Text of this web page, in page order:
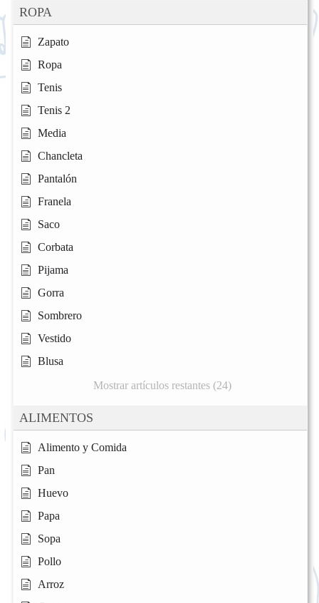
ROPA
Zapato
Ropa
Tenis
Tenis 2
Media
Chancleta
Pantalón
Franela
Saco
Corbata
Pijama
Gorra
Sombrero
Vestido
Blusa
Mostrar artículos restantes (24)
ALIMENTOS
Alimento y Comida
Pan
Huevo
Papa
Sopa
Pollo
Arroz